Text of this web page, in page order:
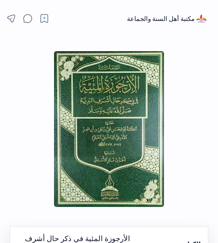
الأرجوزة المئية في ذكر حال أشرف